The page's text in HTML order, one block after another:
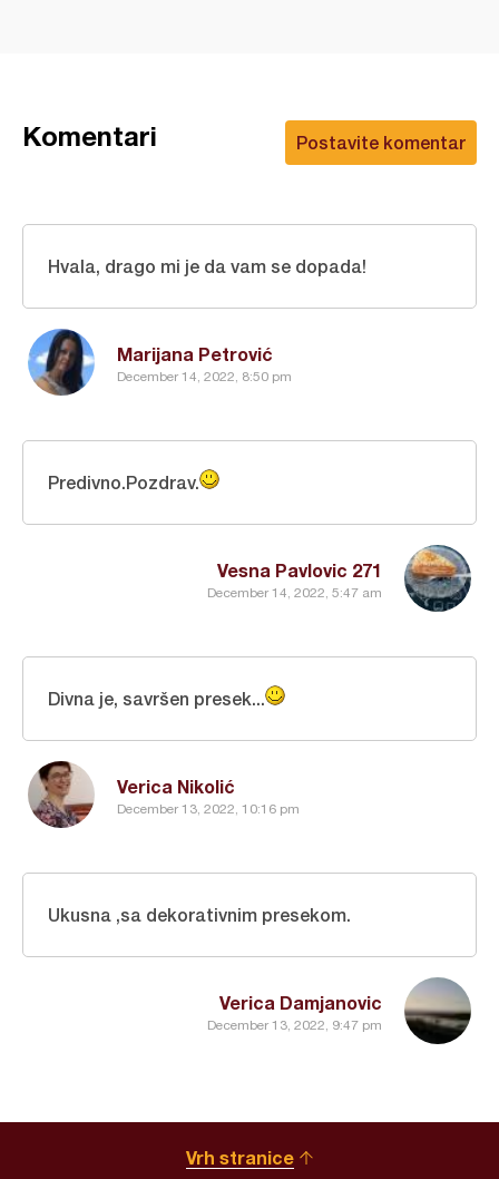
Postavite komentar
Komentari
Marijana Petrović
December 14, 2022, 8:50 pm
Hvala, drago mi je da vam se dopada!
Vesna Pavlovic 271
December 14, 2022, 5:47 am
Predivno.Pozdrav.
Verica Nikolić
December 13, 2022, 10:16 pm
Divna je, savršen presek...
Verica Damjanovic
December 13, 2022, 9:47 pm
Ukusna ,sa dekorativnim presekom.
Vrh stranice